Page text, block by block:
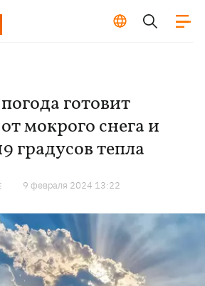
готовит
мокрого снега и
градусов тепла
9 февраля 2024 13:22